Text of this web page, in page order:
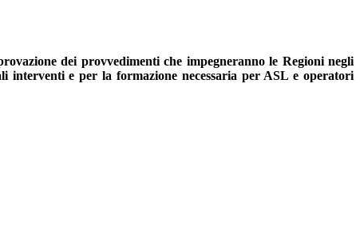
dei provvedimenti che impegneranno le Regioni negli
e per la formazione necessaria per ASL e operatori